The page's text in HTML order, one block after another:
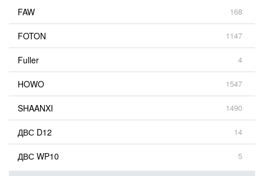
FAW 168
FOTON 1147
Fuller 4
HOWO 1547
SHAANXI 1490
ДВС D12 14
ДВС WP10 5